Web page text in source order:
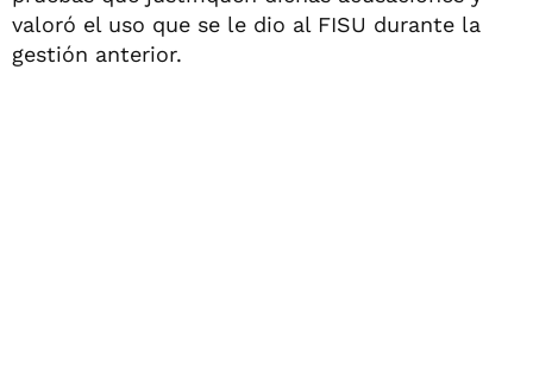
valoró el uso que se le dio al FISU durante la
gestión anterior.